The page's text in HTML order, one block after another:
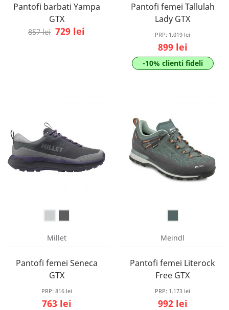
Pantofi barbati Yampa
GTX
857 lei 729 lei
Pantofi femei Tallulah
Lady GTX
PRP: 1.019 lei
899 lei
-10% clienti fideli
Millet
Pantofi femei Seneca
GTX
PRP: 816 lei
763 lei
Meindl
Pantofi femei Literock
Free GTX
PRP: 1.173 lei
992 lei